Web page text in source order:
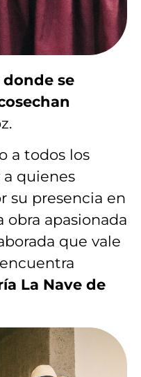
donde se
a todos los
quienes
su presencia en
obra apasionada
que vale
La Nave de